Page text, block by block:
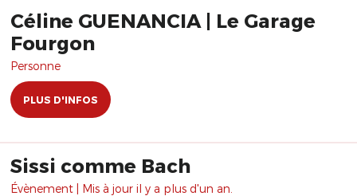
Céline GUENANCIA | Le Garage
Fourgon
Personne
PLUS D'INFOS
Sissi comme Bach
Évènement | Mis à jour il y a plus d'un an.